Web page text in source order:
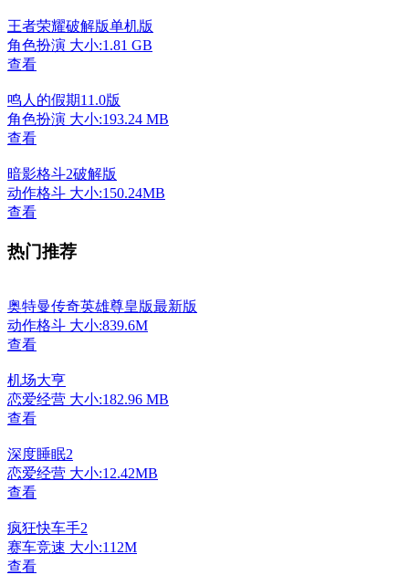
王者荣耀破解版单机版
角色扮演 大小:1.81 GB
查看
鸣人的假期11.0版
角色扮演 大小:193.24 MB
查看
暗影格斗2破解版
动作格斗 大小:150.24MB
查看
热门推荐
奥特曼传奇英雄尊皇版最新版
动作格斗 大小:839.6M
查看
机场大亨
恋爱经营 大小:182.96 MB
查看
深度睡眠2
恋爱经营 大小:12.42MB
查看
疯狂快车手2
赛车竞速 大小:112M
查看